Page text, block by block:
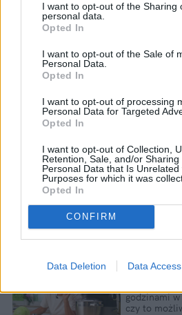
I want to opt-out of the Sharing
personal data.
Opted In
I want to opt-out of the Sale of
Personal Data.
Opted In
I want to opt-out of processing
Personal Data for Targeted
Opted In
I want to opt-out of Collection,
Retention, Sale, and/or Sharing
Personal Data that Is Unrelated
Purposes for which it was
Opted In
CONFIRM
Data Deletion Data Access
godzinami
czy to